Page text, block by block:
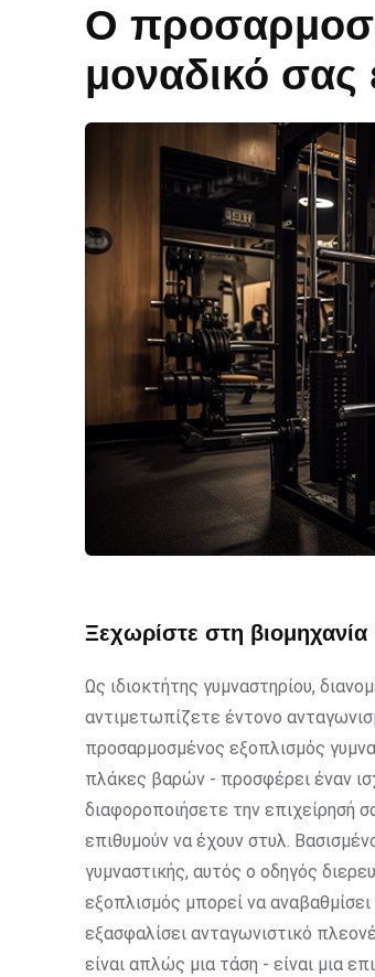
Ο
μοναδικό
Ξεχωρίστε στη
Ως ιδιοκτήτης γυμναστηρίου,
αντιμετωπίζετε έντονο
προσαρμοσμένος εξοπλισμός
πλάκες βαρών - προσφέρει έναν
διαφοροποιήσετε την επιχείρησή
επιθυμούν να έχουν στυλ.
γυμναστικής, αυτός ο οδηγός
εξοπλισμός μπορεί να
εξασφαλίσει ανταγωνιστικό
είναι απλώς μια τάση - είναι μια